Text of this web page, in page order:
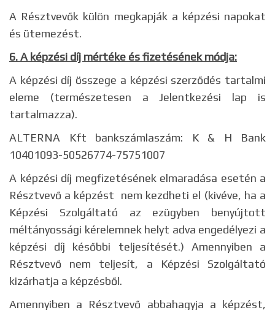
A Résztvevők külön megkapják a képzési napokat
és ütemezést.
6. A képzési díj mértéke és fizetésének módja:
A képzési díj összege a képzési szerződés tartalmi
eleme (természetesen a Jelentkezési lap is
tartalmazza).
ALTERNA Kft bankszámlaszám: K & H Bank
10401093-50526774-75751007
A képzési díj megfizetésének elmaradása esetén a
Résztvevő a képzést nem kezdheti el (kivéve, ha a
Képzési Szolgáltató az ezügyben benyújtott
méltányossági kérelemnek helyt adva engedélyezi a
képzési díj későbbi teljesítését.) Amennyiben a
Résztvevő nem teljesít, a Képzési Szolgáltató
kizárhatja a képzésből.
Amennyiben a Résztvevő abbahagyja a képzést,